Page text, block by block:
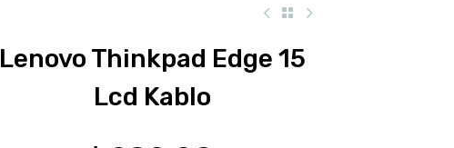
Lenovo Thinkpad Edge 15
Lcd Kablo